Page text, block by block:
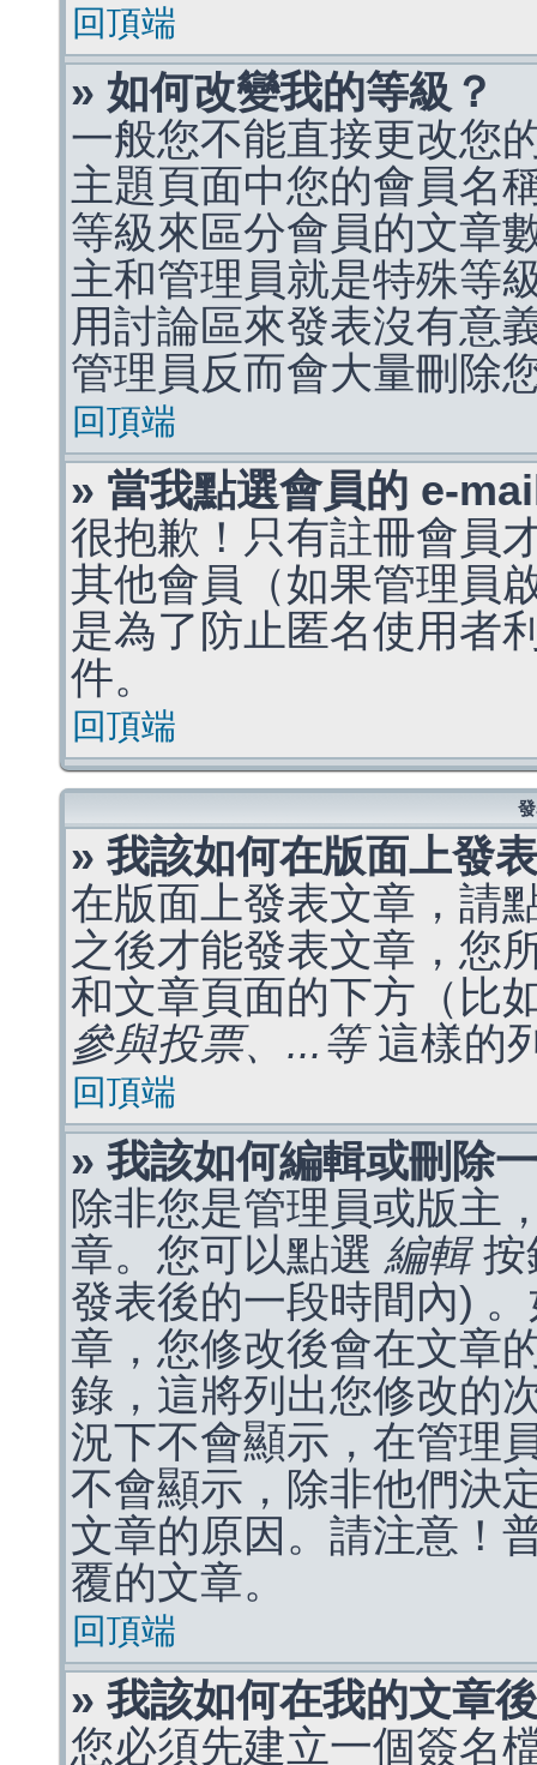
回頂端
» 如何改變我的等級？
一般您不能直接更改您
主題頁面中您的會員名
等級來區分會員的文章
主和管理員就是特殊等
用討論區來發表沒有意
管理員反而會大量刪除
回頂端
» 當我點選會員的 e-
很抱歉！只有註冊會員
其他會員（如果管理員
是為了防止匿名使用者
件。
回頂端
» 我該如何在版面上發
在版面上發表文章，請
之後才能發表文章，您
和文章頁面的下方（比
參與投票、...等這樣的
回頂端
» 我該如何編輯或刪除
除非您是管理員或版主
章。您可以點選 編輯按
發表後的一段時間內)
章，您修改後會在文章
錄，這將列出您修改的
況下不會顯示，在管理
不會顯示，除非他們決
文章的原因。請注意！
覆的文章。
回頂端
» 我該如何在我的文章
您必須先建立一個簽名